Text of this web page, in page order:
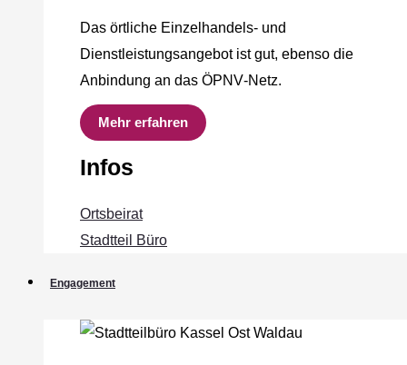
Das örtliche Einzelhandels‐ und
Dienstleistungsangebot ist gut, ebenso die
Anbindung an das ÖPNV‐Netz.
Mehr erfahren
Infos
Ortsbeirat
Stadtteil Büro
Engagement